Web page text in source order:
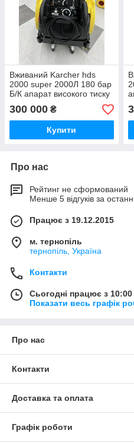
Вживаний Karcher hds
2000 super 2000Л 180 бар
Б/К апарат високого тиску
з підігрівом води вживаний
300 000 ₴
Купити
Про нас
Рейтинг не сформований
Менше 5 відгуків за
Працює з 19.12.2015
м. тернопіль
тернопіль, Україна
Контакти
Сьогодні працює з
Показати весь графік
Про нас
Контакти
Доставка та оплата
Графік роботи